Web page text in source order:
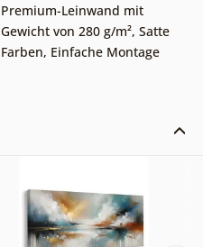
Premium-Leinwand mit
Gewicht von 280 g/m², Satte
Farben, Einfache Montage